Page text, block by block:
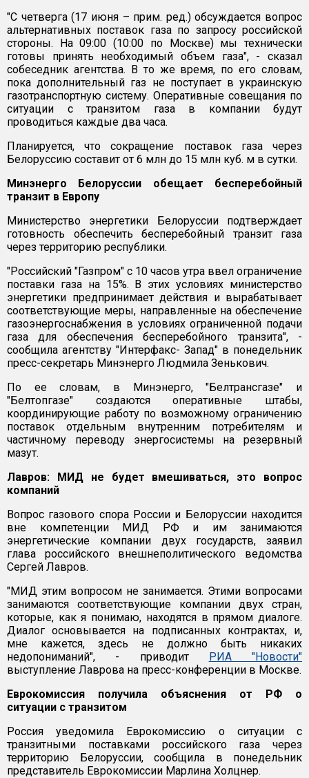
"С четверга (17 июня – прим. ред.) обсуждается вопрос
альтернативных поставок газа по запросу российской
стороны. На 09:00 (10:00 по Москве) мы технически
готовы принять необходимый объем газа", - сказал
собеседник агентства. В то же время, по его словам,
пока дополнительный газ не поступает в украинскую
газотранспортную систему. Оперативные совещания по
ситуации с транзитом газа в компании будут
проводиться каждые два часа.
Планируется, что сокращение поставок газа через
Белоруссию составит от 6 млн до 15 млн куб. м в сутки.
Минэнерго Белоруссии обещает бесперебойный
транзит в Европу
Министерство энергетики Белоруссии подтверждает
готовность обеспечить бесперебойный транзит газа
через территорию республики.
"Российский "Газпром" с 10 часов утра ввел ограничение
поставки газа на 15%. В этих условиях министерство
энергетики предпринимает действия и вырабатывает
соответствующие меры, направленные на обеспечение
газоэнергоснабжения в условиях ограниченной подачи
газа для обеспечения бесперебойного транзита", -
сообщила агентству "Интерфакс- Запад" в понедельник
пресс-секретарь Минэнерго Людмила Зенькович.
По ее словам, в Минэнерго, "Белтрансгазе" и
"Белтопгазе" создаются оперативные штабы,
координирующие работу по возможному ограничению
поставок отдельным внутренним потребителям и
частичному переводу энергосистемы на резервный
мазут.
Лавров: МИД не будет вмешиваться, это вопрос
компаний
Вопрос газового спора России и Белоруссии находится
вне компетенции МИД РФ и им занимаются
энергетические компании двух государств, заявил
глава российского внешнеполитического ведомства
Сергей Лавров.
"МИД этим вопросом не занимается. Этими вопросами
занимаются соответствующие компании двух стран,
которые, как я понимаю, находятся в прямом диалоге.
Диалог основывается на подписанных контрактах, и,
мне кажется, здесь не должно быть никаких
недопониманий", - приводит РИА "Новости"
выступление Лаврова на пресс-конференции в Москве.
Еврокомиссия получила объяснения от РФ о
ситуации с транзитом
Россия уведомила Еврокомиссию о ситуации с
транзитными поставками российского газа через
территорию Белоруссии, сообщила в понедельник
представитель Еврокомиссии Марлина Холцнер.